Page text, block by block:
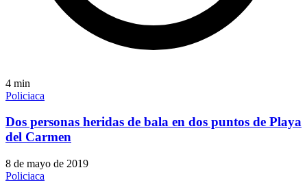
4 min
Policiaca
Dos personas heridas de bala en dos puntos de Playa
del Carmen
8 de mayo de 2019
Policiaca